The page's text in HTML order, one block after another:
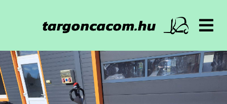
Főoldal
Targoncák